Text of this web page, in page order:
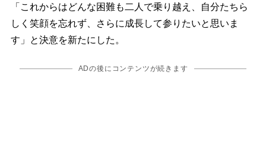
「これからはどんな困難も二人で乗り越え、自分たちら
しく笑顔を忘れず、さらに成長して参りたいと思いま
す」と決意を新たにした。
ADの後にコンテンツが続きます